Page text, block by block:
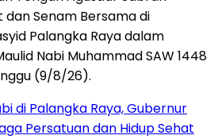
di Palangka Raya, Gubernur
Persatuan dan Hidup Sehat